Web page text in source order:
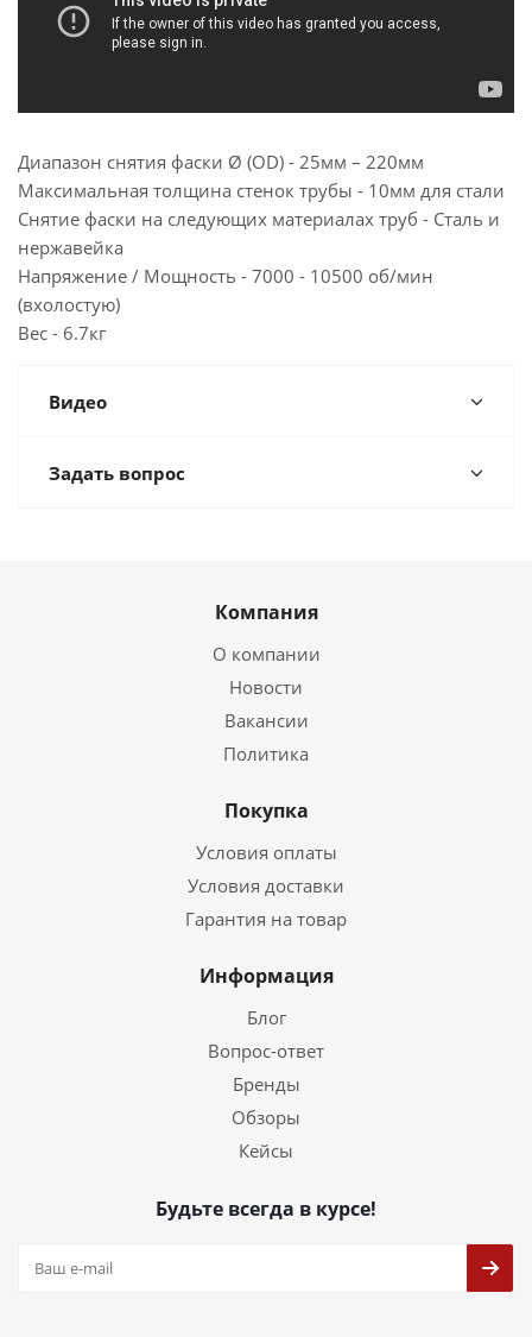
Диапазон снятия фаски Ø (OD) - 25мм – 220мм
Максимальная толщина стенок трубы - 10мм для стали
Снятие фаски на следующих материалах труб - Сталь и
нержавейка
Напряжение / Мощность - 7000 - 10500 об/мин
(вхолостую)
Вес - 6.7кг
Видео
Задать вопрос
Компания
О компании
Новости
Вакансии
Политика
Покупка
Условия оплаты
Условия доставки
Гарантия на товар
Информация
Блог
Вопрос-ответ
Бренды
Обзоры
Кейсы
Будьте всегда в курсе!